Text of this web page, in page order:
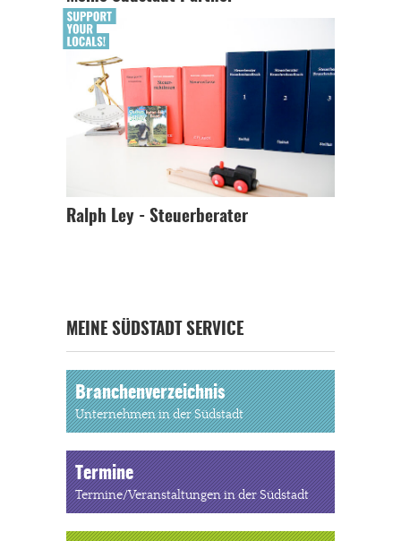
Ralph Ley - Steuerberater
MEINE SÜDSTADT SERVICE
Branchenverzeichnis
Unternehmen in der Südstadt
Termine
Termine/Veranstaltungen in der Südstadt